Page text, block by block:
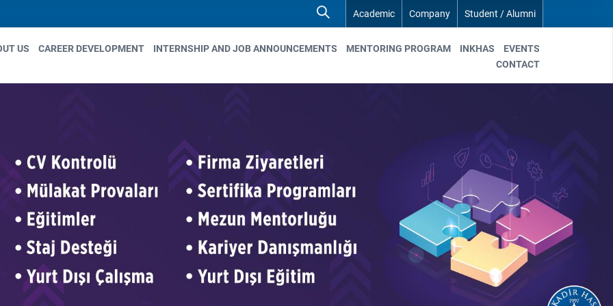
Academic Company Student / Alumni
US CAREER DEVELOPMENT INTERNSHIP AND JOB ANNOUNCEMENTS MENTORING PROGRAM INKHAS
EVENTS
CONTACT